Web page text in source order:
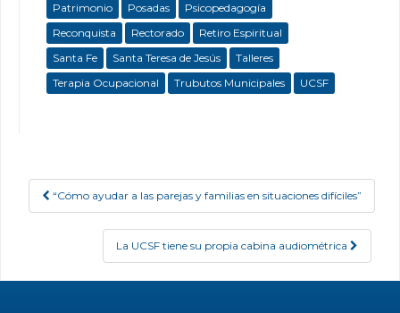
Patrimonio
Posadas
Psicopedagogía
Reconquista
Rectorado
Retiro Espiritual
Santa Fe
Santa Teresa de Jesús
Talleres
Terapia Ocupacional
Trubutos Municipales UCSF
Post navigation
“Cómo ayudar a las parejas y familias en situaciones difíciles”
La UCSF tiene su propia cabina audiométrica